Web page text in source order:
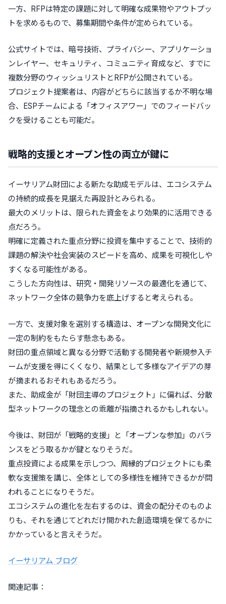
一方、RFPは特定の課題に対して明確な成果物やアウトプッ
トを求めるもので、募集期間や条件が定められている。
公式サイトでは、暗号技術、プライバシー、アプリケーショ
ンレイヤー、セキュリティ、コミュニティ育成など、すでに
複数分野のウィッシュリストとRFPが公開されている。
プロジェクト提案者は、内容がどちらに該当するか不明な場
合、ESPチームによる「オフィスアワー」でのフィードバッ
クを受けることも可能だ。
戦略的支援とオープン性の両立が鍵に
イーサリアム財団による新たな助成モデルは、エコシステム
の持続的成長を見据えた再設計とみられる。
最大のメリットは、限られた資金をより効果的に活用できる
点だろう。
明確に定義された重点分野に投資を集中することで、技術的
課題の解決や社会実装のスピードを高め、成果を可視化しや
すくなる可能性がある。
こうした方向性は、研究・開発リソースの最適化を通じて、
ネットワーク全体の競争力を底上げすると考えられる。
一方で、支援対象を選別する構造は、オープンな開発文化に
一定の制約をもたらす懸念もある。
財団の重点領域と異なる分野で活動する開発者や新規参入チ
ームが支援を得にくくなり、結果として多様なアイデアの芽
が摘まれるおそれもあるだろう。
また、助成金が「財団主導のプロジェクト」に偏れば、分散
型ネットワークの理念との乖離が指摘されるかもしれない。
今後は、財団が「戦略的支援」と「オープンな参加」のバラ
ンスをどう取るかが鍵となりそうだ。
重点投資による成果を示しつつ、周縁的プロジェクトにも柔
軟な支援策を講じ、全体としての多様性を維持できるかが問
われることになりそうだ。
エコシステムの進化を左右するのは、資金の配分そのものよ
りも、それを通じてどれだけ開かれた創造環境を保てるかに
かかっていると言えそうだ。
イーサリアム ブログ
関連記事：